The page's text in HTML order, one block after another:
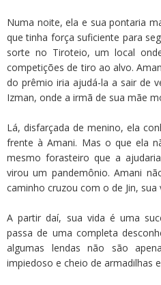
Numa noite, ela e sua pontaria
que tinha força suficiente para
sorte no Tiroteio, um local
competições de tiro ao alvo.
do prêmio iria ajudá-la a sair de
Izman, onde a irmã de sua mãe
Lá, disfarçada de menino, ela
frente à Amani. Mas o que ela
mesmo forasteiro que a
virou um pandemônio. Amani
caminho cruzou com o de Jin,
A partir daí, sua vida é uma
passa de uma completa
algumas lendas não são
impiedoso e cheio de armadilhas